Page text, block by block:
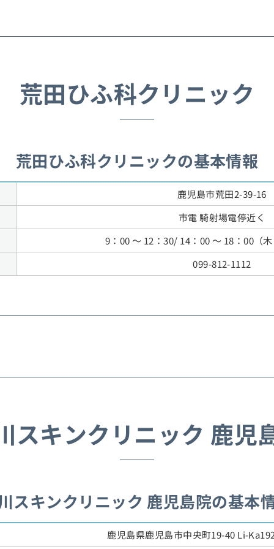
荒田ひふ科クリニック
荒田ひふ科クリニックの基本情報
鹿児島市荒田2-39-16
市電 騎射場電停近く
9：00 ～ 12：30/ 14：00 ～ 18：00（
099-812-1112
スキンクリニック 鹿児
スキンクリニック 鹿児島院の基本
鹿児島県鹿児島市中央町19-40 Li-